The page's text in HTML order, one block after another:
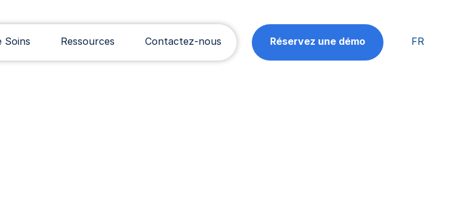
Soins Ressources Contactez-nous Réservez une démo FR